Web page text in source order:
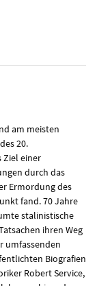
am meisten
20.
Ziel einer
durch das
Ermordung des
fand. 70 Jahre
stalinistische
ihren Weg
umfassenden
Biografien
Robert Service,